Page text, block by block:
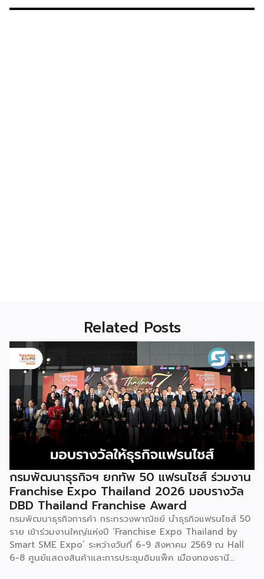
Related Posts
กรมพัฒนาธุรกิจฯ ยกทัพ 50 แฟรนไชส์ ร่วมงาน
Franchise Expo Thailand 2026 มอบรางวัล
DBD Thailand Franchise Award
กรมพัฒนาธุรกิจการค้า กระทรวงพาณิชย์ นำธุรกิจแฟรนไชส์ 50
ราย เข้าร่วมงานใหญ่แห่งปี ‘Franchise Expo Thailand by
Smart SME Expo’ ระหว่างวันที่ 6-9 สิงหาคม 2569 ณ Hall
6-8 ศูนย์แสดงสินค้าและการประชุมอิมแพ็ค เมืองทองธานี